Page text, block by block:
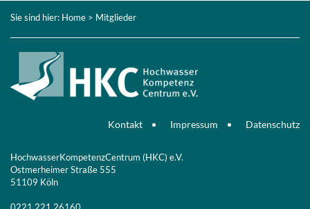
Sie sind hier: Home > Mitglieder
Kontakt Impressum Datenschutz
HochwasserKompetenzCentrum (HKC) e.V.
Ostmerheimer Straße 555
51109 Köln